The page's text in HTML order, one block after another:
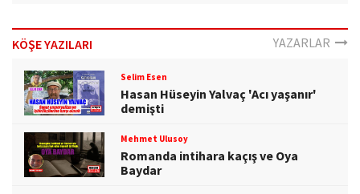
KÖŞE YAZILARI YAZARLAR
Selim Esen
Hasan Hüseyin Yalvaç 'Acı yaşanır'
demişti
Mehmet Ulusoy
Romanda intihara kaçış ve Oya
Baydar